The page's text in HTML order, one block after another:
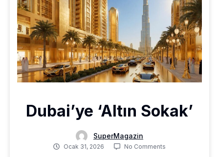
Dubai’ye ‘Altın Sokak’
SuperMagazin
Ocak 31, 2026 No Comments